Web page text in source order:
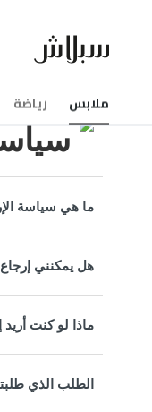
ملابس رياضة
ما هي سياسة
هل يمكنني
ماذا لو كنت أريد إرجاع منتج
الطلب الذي